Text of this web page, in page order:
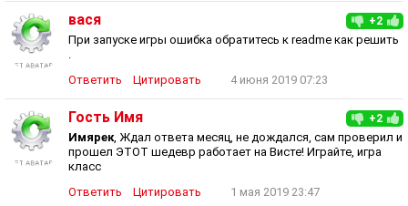
+2
вася
При запуске игры ошибка обратитесь к readme как решить
.
Ответить
Цитировать 4 июня 2019 07:23
+2
Гость Имя
Имярек, Ждал ответа месяц, не дождался, сам проверил и
прошел ЭТОТ шедевр работает на Висте! Играйте, игра
класс
Ответить
Цитировать 1 мая 2019 23:47